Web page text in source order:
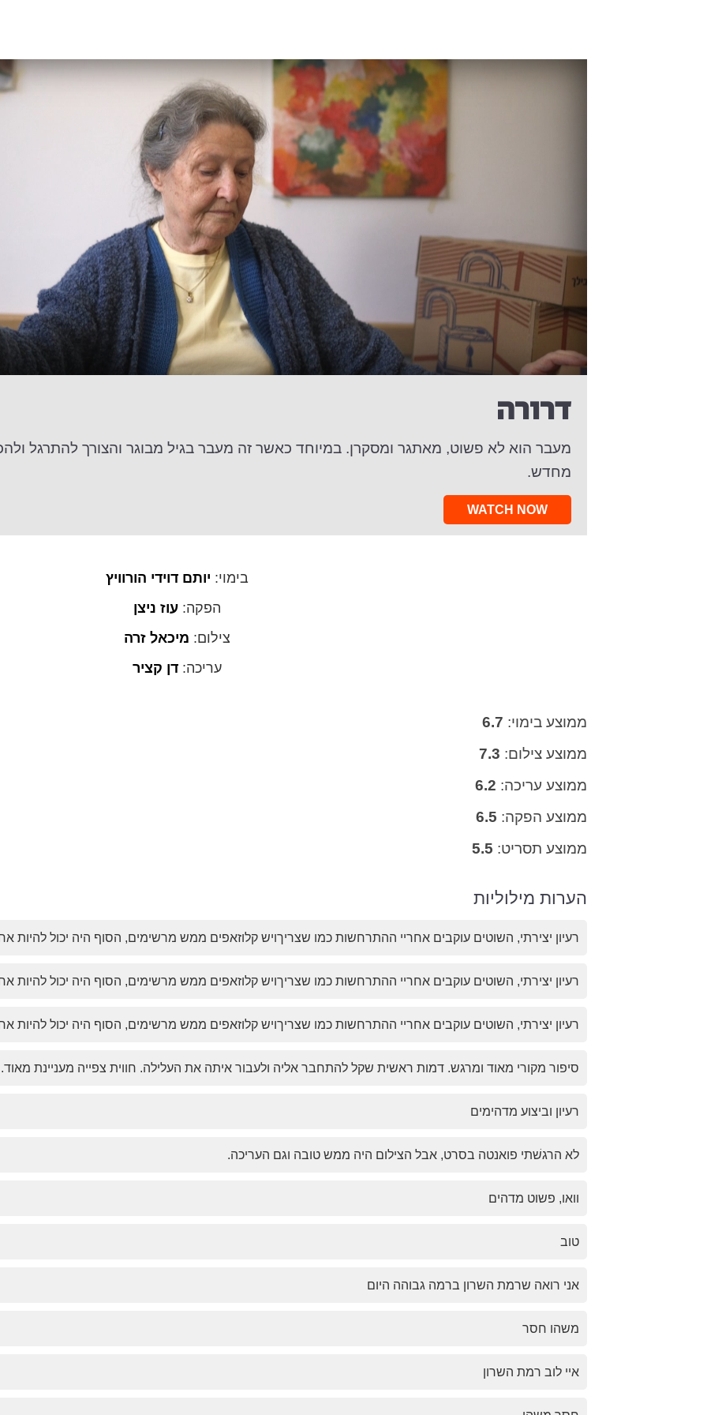
דרורה
מעבר הוא לא פשוט, מאתגר ומסקרן. במיוחד כאשר זה מעבר בגיל מבוגר והצורך להתרגל
מחדש.
WATCH NOW
בימוי: יותם דוידי הורוויץ
הפקה:עוז ניצן
צילום: מיכאל זרה
עריכה:דן קציר
ממוצע בימוי: 6.7
ממוצע צילום: 7.3
ממוצע עריכה: 6.2
ממוצע הפקה: 6.5
ממוצע תסריט: 5.5
הערות מילוליות
רעיון יצירתי, השוטים עוקבים אחריי ההתרחשות כמו שצריךויש קלוזאפים ממש מרשימים, הסוף היה יכול להיות
רעיון יצירתי, השוטים עוקבים אחריי ההתרחשות כמו שצריךויש קלוזאפים ממש מרשימים, הסוף היה יכול להיות
רעיון יצירתי, השוטים עוקבים אחריי ההתרחשות כמו שצריךויש קלוזאפים ממש מרשימים, הסוף היה יכול להיות
סיפור מקורי מאוד ומרגש. דמות ראשית שקל להתחבר אליה ולעבור איתה את העלילה. חווית צפייה מעניינת מאוד.
רעיון וביצוע מדהימים
לא הרגשׁתי פואנטה בסרט, אבל הצילום היה ממש טובה וגם העריכה.
וואו, פשוט מדהים
טוב
אני רואה שרמת השרון ברמה גבוהה היום
משהו חסר
איי לוב רמת השרון